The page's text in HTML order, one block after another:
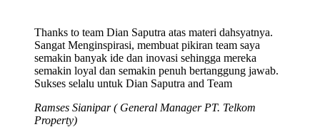
Thanks to team Dian Saputra atas materi dahsyatnya.
Sangat Menginspirasi, membuat pikiran team saya
semakin banyak ide dan inovasi sehingga mereka
semakin loyal dan semakin penuh bertanggung jawab.
Sukses selalu untuk Dian Saputra and Team
Ramses Sianipar ( General Manager PT. Telkom
Property)